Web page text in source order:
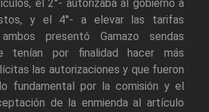
el 2°- autorizaba al gobierno a
y el 4°- a elevar las tarifas
presentó Gamazo sendas
tenían por finalidad hacer más
las autorizaciones y que fueron
fundamental por la comisión y el
de la enmienda al artículo